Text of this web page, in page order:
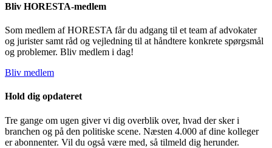
Bliv HORESTA-medlem
Som medlem af HORESTA får du adgang til et team af advokater
og jurister samt råd og vejledning til at håndtere konkrete spørgsmål
og problemer. Bliv medlem i dag!
Bliv medlem
Hold dig opdateret
Tre gange om ugen giver vi dig overblik over, hvad der sker i
branchen og på den politiske scene. Næsten 4.000 af dine kolleger
er abonnenter. Vil du også være med, så tilmeld dig herunder.